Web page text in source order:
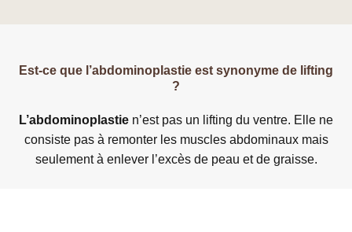
Est-ce que l’abdominoplastie est synonyme de lifting
?
L’abdominoplastie n’est pas un lifting du ventre. Elle ne
consiste pas à remonter les muscles abdominaux mais
seulement à enlever l’excès de peau et de graisse.